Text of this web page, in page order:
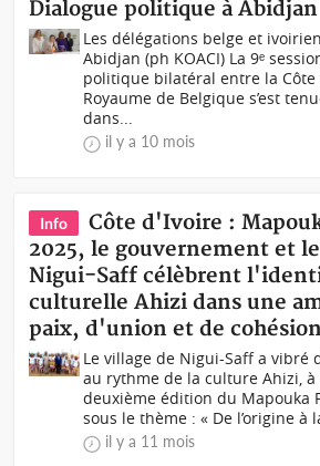
Dialogue politique à Abidjan
Les délégations belge et
Abidjan (ph KOACI) La 9ᵉ
politique bilatéral entre la Côte
Royaume de Belgique s’est
dans...
il y a 10 mois
Info
Côte d'Ivoire :
2025, le gouvernement et
Nigui-Saff célèbrent
culturelle Ahizi dans une
paix, d'union et de
Le village de Nigui-Saff a vibré
au rythme de la culture Ahizi, à
deuxième édition du Mapouka
sous le thème : « De l’origine à
il y a 11 mois